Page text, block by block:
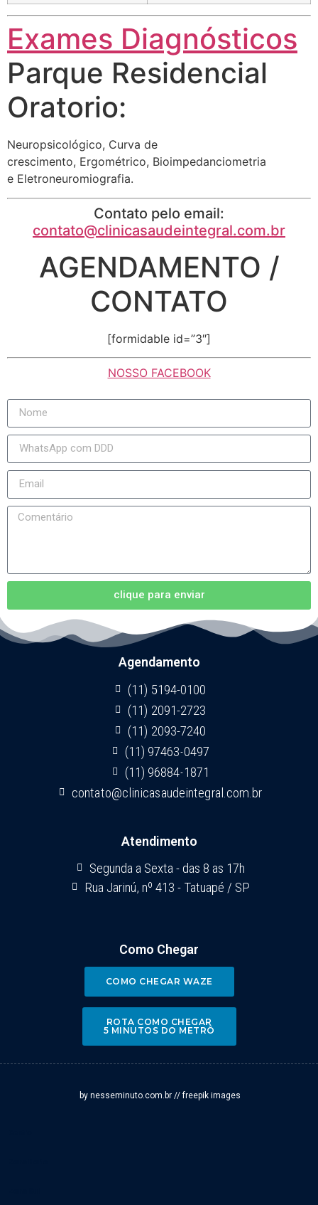
Exames Diagnósticos
Parque Residencial
Oratorio:
Neuropsicológico, Curva de
crescimento, Ergométrico, Bioimpedanciometria
e Eletroneuromiografia.
Contato pelo email:
contato@clinicasaudeintegral.com.br
AGENDAMENTO /
CONTATO
[formidable id=”3″]
NOSSO FACEBOOK
clique para enviar
Agendamento
(11) 5194-0100
(11) 2091-2723
(11) 2093-7240
(11) 97463-0497
(11) 96884-1871
contato@clinicasaudeintegral.com.br
Atendimento
Segunda a Sexta - das 8 as 17h
Rua Jarinú, nº 413 - Tatuapé / SP
Como Chegar
COMO CHEGAR WAZE
ROTA COMO CHEGAR
5 MINUTOS DO METRÔ
by nesseminuto.com.br // freepik images